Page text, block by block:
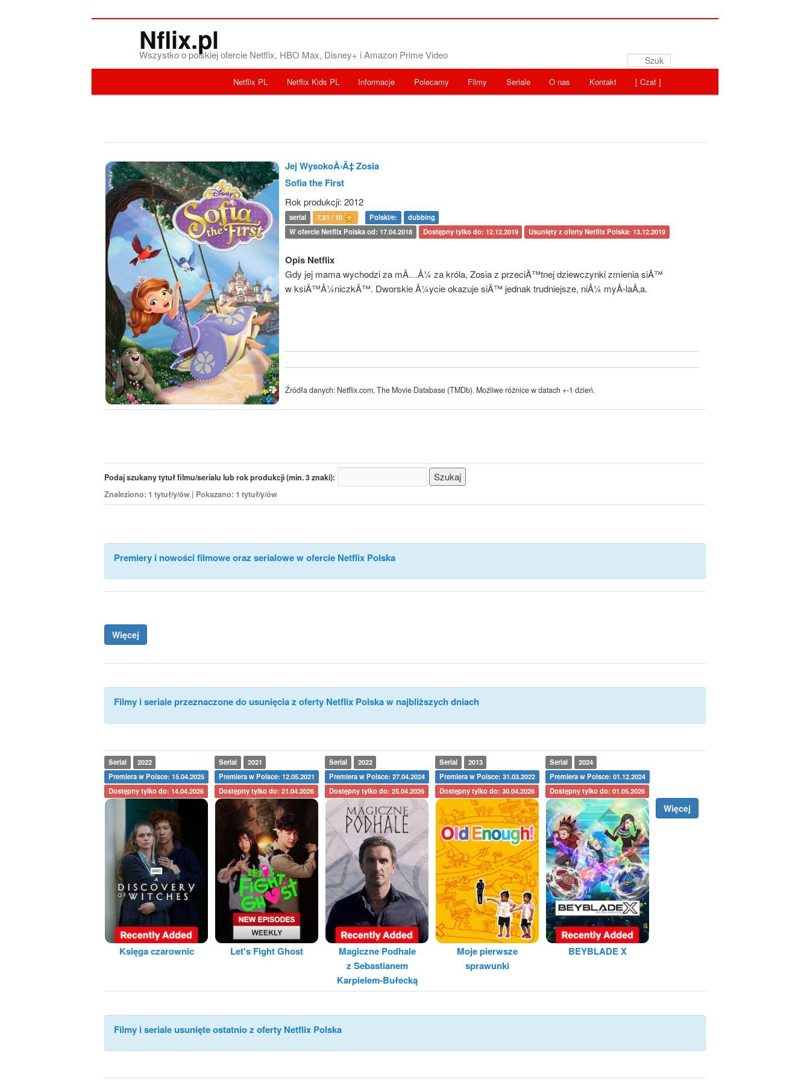
Nflix.pl
Wszystko o polskiej ofercie Netflix, HBO Max, Disney+ i Amazon Prime Video
[ Czat ]
Kontakt
O nas
Seriale
Filmy
Polecamy
Informacje
Netflix Kids PL
Netflix PL
Jej WysokoÅ›Ä‡ Zosia
Sofia the First
Rok produkcji: 2012
serial 7,51 / 10 Polski/e:
dubbing
W ofercie Netflix Polska od: 17.04.2018
Dostępny tylko do: 12.12.2019 Usunięty z oferty Netflix Polska: 13.12.2019
Opis Netflix
Gdy jej mama wychodzi za mÄ…Å¼ za króla, Zosia z przeciÄ™tnej dziewczynki zmienia siÄ™
w ksiÄ™Å¼niczkÄ™. Dworskie Å¼ycie okazuje siÄ™ jednak trudniejsze, niÅ¼ myÅ›laÅ‚a.
Źródła danych: Netflix.com, The Movie Database (TMDb). Możliwe różnice w datach +-1 dzień.
Podaj szukany tytuł filmu/serialu lub rok produkcji (min. 3 znaki):
Znaleziono: 1 tytuł/y/ów | Pokazano: 1 tytuł/y/ów
Premiery i nowości filmowe oraz serialowe w ofercie Netflix Polska
Więcej
Filmy i seriale przeznaczone do usunięcia z oferty Netflix Polska w najbliższych dniach
Serial
2022
Premiera w Polsce: 15.04.2025
Dostępny tylko do: 14.04.2026
Księga czarownic
Serial
2021
Premiera w Polsce: 12.05.2021
Dostępny tylko do: 21.04.2026
Let's Fight Ghost
Serial
2022
Premiera w Polsce: 27.04.2024
Dostępny tylko do: 25.04.2026
Magiczne Podhale
z Sebastianem
Karpielem-Bułecką
Serial
2013
Premiera w Polsce: 31.03.2022
Dostępny tylko do: 30.04.2026
Moje pierwsze
sprawunki
Serial
2024
Premiera w Polsce: 01.12.2024
Dostępny tylko do: 01.05.2026
BEYBLADE X
Więcej
Filmy i seriale usunięte ostatnio z oferty Netflix Polska